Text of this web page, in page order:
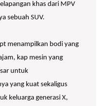
khas dari MPV
sebuah SUV.
menampilkan bodi yang
kap mesin yang
untuk
yang kuat sekaligus
keluarga generasi X,